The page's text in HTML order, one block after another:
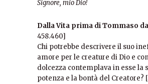
Signore, mio Dio!
Dalla Vita prima di Tommaso
458.460]
Chi potrebbe descrivere il suo
amore per le creature di Dio e
dolcezza contemplava in esse la
potenza e la bontà del Creatore?